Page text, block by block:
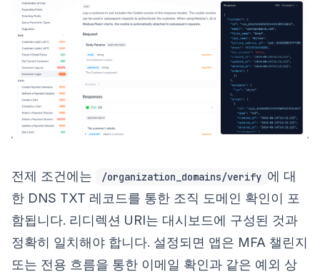
전제 조건에는 /organization_domains/verify 에 대
한 DNS TXT 레코드를 통한 조직 도메인 확인이 포
함됩니다. 리디렉션 URI는 대시보드에 구성된 것과
정확히 일치해야 합니다. 설정되면 앱은 MFA 챌린지
또는 전용 흐름을 통한 이메일 확인과 같은 예외 상